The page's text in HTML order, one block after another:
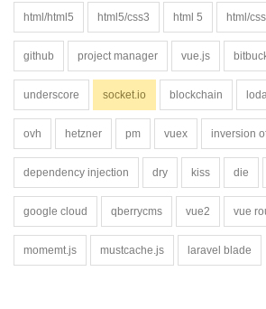
html/html5 html5/css3 html 5 html/css
github project manager vue.js
underscore socket.io blockchain
ovh hetzner pm vuex inversion
dependency injection dry kiss die
google cloud qberrycms vue2 vue
momemt.js mustcache.js laravel blade